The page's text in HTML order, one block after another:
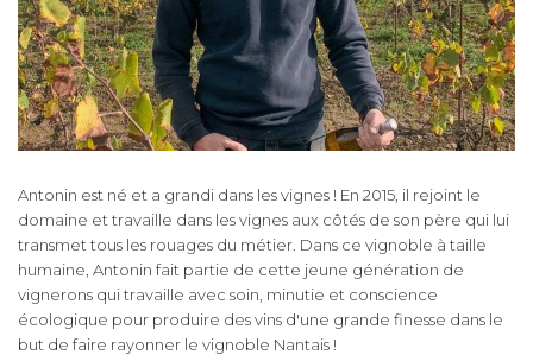
Antonin est né et a grandi dans les vignes ! En 2015, il rejoint le
domaine et travaille dans les vignes aux côtés de son père qui lui
transmet tous les rouages du métier. Dans ce vignoble à taille
humaine, Antonin fait partie de cette jeune génération de
vignerons qui travaille avec soin, minutie et conscience
écologique pour produire des vins d'une grande finesse dans le
but de faire rayonner le vignoble Nantais !